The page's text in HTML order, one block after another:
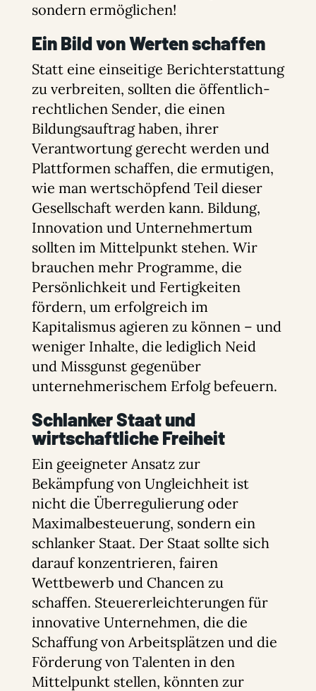
sondern ermöglichen!
Ein Bild von Werten schaffen
Statt eine einseitige Berichterstattung
zu verbreiten, sollten die öffentlich-
rechtlichen Sender, die einen
Bildungsauftrag haben, ihrer
Verantwortung gerecht werden und
Plattformen schaffen, die ermutigen,
wie man wertschöpfend Teil dieser
Gesellschaft werden kann. Bildung,
Innovation und Unternehmertum
sollten im Mittelpunkt stehen. Wir
brauchen mehr Programme, die
Persönlichkeit und Fertigkeiten
fördern, um erfolgreich im
Kapitalismus agieren zu können – und
weniger Inhalte, die lediglich Neid
und Missgunst gegenüber
unternehmerischem Erfolg befeuern.
Schlanker Staat und
wirtschaftliche Freiheit
Ein geeigneter Ansatz zur
Bekämpfung von Ungleichheit ist
nicht die Überregulierung oder
Maximalbesteuerung, sondern ein
schlanker Staat. Der Staat sollte sich
darauf konzentrieren, fairen
Wettbewerb und Chancen zu
schaffen. Steuererleichterungen für
innovative Unternehmen, die die
Schaffung von Arbeitsplätzen und die
Förderung von Talenten in den
Mittelpunkt stellen, könnten zur